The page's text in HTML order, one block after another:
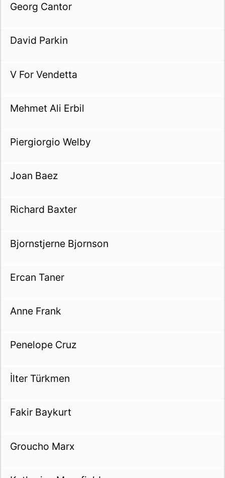
Georg Cantor
David Parkin
V For Vendetta
Mehmet Ali Erbil
Piergiorgio Welby
Joan Baez
Richard Baxter
Bjornstjerne Bjornson
Ercan Taner
Anne Frank
Penelope Cruz
İlter Türkmen
Fakir Baykurt
Groucho Marx